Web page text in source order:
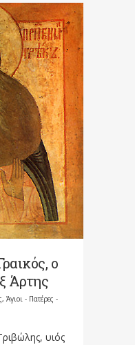
ο
Άρτης
, Άγιοι - Πατέρες -
υιός